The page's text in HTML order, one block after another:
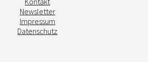
Newsletter
Impressum
Datenschutz